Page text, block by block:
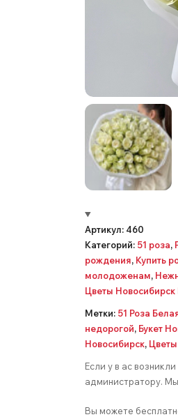
Артикул: 460
Категорий: 51 роза,
рождения, Купить
молодоженам,
Цветы Новосибирск
Метки: 51 Роза
недорогой, Букет
Новосибирск,
Если у в ас
администратору.
Вы можете